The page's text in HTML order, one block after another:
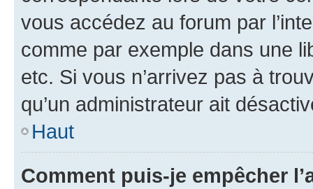
vous accédez au forum par
comme par exemple dans une
etc. Si vous n’arrivez pas à
qu’un administrateur ait
Haut
Comment puis-je empêcher